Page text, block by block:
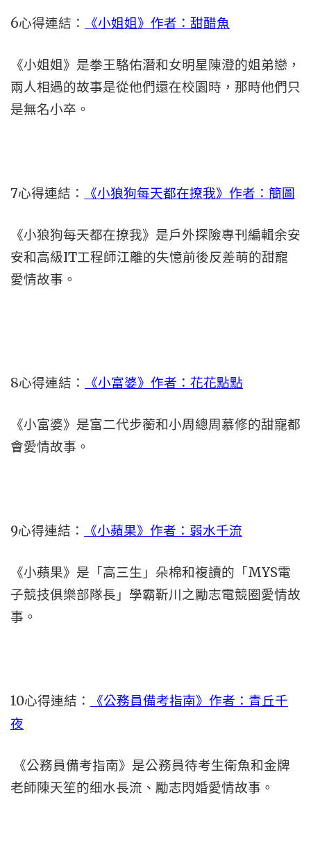
6心得連結： 《小姐姐》作者：甜醋魚
《小姐姐》是拳王駱佑潛和女明星陳澄的姐弟戀，
兩人相遇的故事是從他們還在校園時，那時他們只
是無名小卒。
7心得連結： 《小狼狗每天都在撩我》作者：簡圖
《小狼狗每天都在撩我》是戶外探險專刊編輯余安
安和高級IT工程師江離的失憶前後反差萌的甜寵
愛情故事。
8心得連結： 《小富婆》作者：花花點點
《小富婆》是富二代步蘅和小周總周慕修的甜寵都
會愛情故事。
9心得連結： 《小蘋果》作者：弱水千流
《小蘋果》是「高三生」朵棉和複讀的「MYS電
子競技俱樂部隊長」學霸靳川之勵志電競圈愛情故
事。
10心得連結：
《公務員備考指南》作者：青丘千
夜
《公務員備考指南》是公務員待考生衛魚和金牌
老師陳天笙的细水長流、勵志閃婚愛情故事。